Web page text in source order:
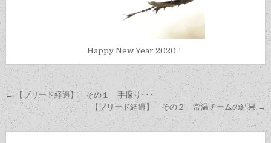
Happy New Year 2020！
投
稿
ナ
← 【ブリード経過】 その１ 手探り･･･
【ブリード経過】 その２ 常温チームの結果 →